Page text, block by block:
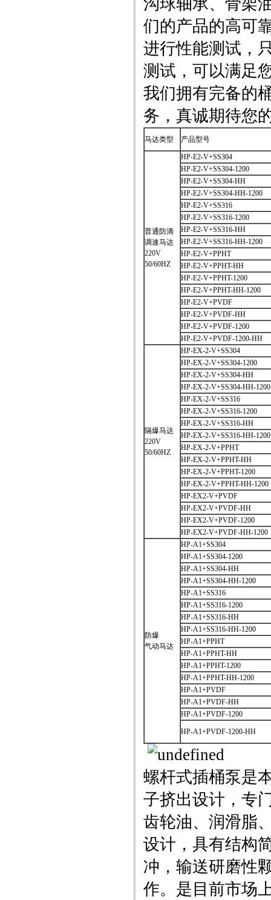
沟球轴承、骨架
们的产品的高可
进行性能测试，
测试，可以满足
我们拥有完备的
务，真诚期待您
马达类型 产品型号
普通防滴
调速马达
220V
50/60HZ
HP-E2-V+SS304
HP-E2-V+SS304-1200
HP-E2-V+SS304-HH
HP-E2-V+SS304-HH-1200
HP-E2-V+SS316
HP-E2-V+SS316-1200
HP-E2-V+SS316-HH
HP-E2-V+SS316-HH-1200
HP-E2-V+PPHT
HP-E2-V+PPHT-HH
HP-E2-V+PPHT-1200
HP-E2-V+PPHT-HH-1200
HP-E2-V+PVDF
HP-E2-V+PVDF-HH
HP-E2-V+PVDF-1200
HP-E2-V+PVDF-1200-HH
隔爆马达
220V
50/60HZ
HP-EX-2-V+SS304
HP-EX-2-V+SS304-1200
HP-EX-2-V+SS304-HH
HP-EX-2-V+SS304-HH-1200
HP-EX-2-V+SS316
HP-EX-2-V+SS316-1200
HP-EX-2-V+SS316-HH
HP-EX-2-V+SS316-HH-1200
HP-EX-2-V+PPHT
HP-EX-2-V+PPHT-HH
HP-EX-2-V+PPHT-1200
HP-EX-2-V+PPHT-HH-1200
HP-EX2-V+PVDF
HP-EX2-V+PVDF-HH
HP-EX2-V+PVDF-1200
HP-EX2-V+PVDF-HH-1200
防爆
气动马达
HP-A1+SS304
HP-A1+SS304-1200
HP-A1+SS304-HH
HP-A1+SS304-HH-1200
HP-A1+SS316
HP-A1+SS316-1200
HP-A1+SS316-HH
HP-A1+SS316-HH-1200
HP-A1+PPHT
HP-A1+PPHT-HH
HP-A1+PPHT-1200
HP-A1+PPHT-HH-1200
HP-A1+PVDF
HP-A1+PVDF-HH
HP-A1+PVDF-1200
HP-A1+PVDF-1200-HH
螺杆式插桶泵是
子挤出设计，专
齿轮油、润滑脂
设计，具有结构
冲，输送研磨性
作。是目前市场